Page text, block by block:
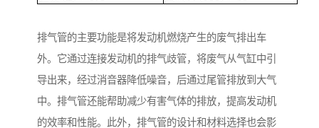
排气管的主要功能是将发动机燃烧产生的废气排出车
外。它通过连接发动机的排气歧管，将废气从气缸中引
导出来，经过消音器降低噪音，后通过尾管排放到大气
中。排气管还能帮助减少有害气体的排放，提高发动机
的效率和性能。此外，排气管的设计和材料选择也会影